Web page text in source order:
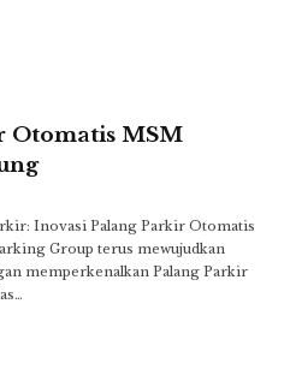
Otomatis MSM
Inovasi Palang Parkir Otomatis
Group terus mewujudkan
memperkenalkan Palang Parkir
…